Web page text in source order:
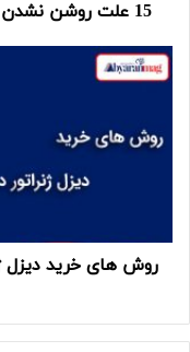
15 علت روشن نشدن موتور برق بنزینی که از آن غافل اید
روش های خرید دیزل